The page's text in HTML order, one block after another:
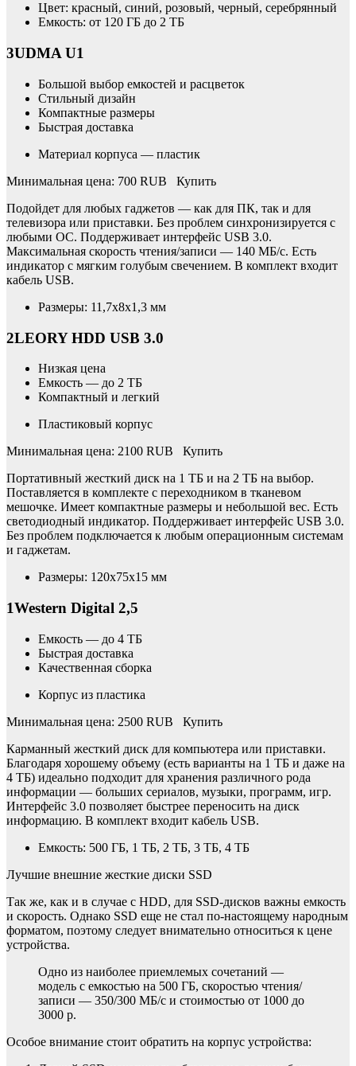
Цвет: красный, синий, розовый, черный, серебрянный
Емкость: от 120 ГБ до 2 ТБ
3UDMA U1
Большой выбор емкостей и расцветок
Стильный дизайн
Компактные размеры
Быстрая доставка
Материал корпуса — пластик
Минимальная цена: 700 RUB Купить
Подойдет для любых гаджетов — как для ПК, так и для
телевизора или приставки. Без проблем синхронизируется с
любыми ОС. Поддерживает интерфейс USB 3.0.
Максимальная скорость чтения/записи — 140 МБ/с. Есть
индикатор с мягким голубым свечением. В комплект входит
кабель USB.
Размеры: 11,7x8x1,3 мм
2LEORY HDD USB 3.0
Низкая цена
Емкость — до 2 ТБ
Компактный и легкий
Пластиковый корпус
Минимальная цена: 2100 RUB Купить
Портативный жесткий диск на 1 ТБ и на 2 ТБ на выбор.
Поставляется в комплекте с переходником в тканевом
мешочке. Имеет компактные размеры и небольшой вес. Есть
светодиодный индикатор. Поддерживает интерфейс USB 3.0.
Без проблем подключается к любым операционным системам
и гаджетам.
Размеры: 120x75x15 мм
1Western Digital 2,5
Емкость — до 4 ТБ
Быстрая доставка
Качественная сборка
Корпус из пластика
Минимальная цена: 2500 RUB Купить
Карманный жесткий диск для компьютера или приставки.
Благодаря хорошему объему (есть варианты на 1 ТБ и даже на
4 ТБ) идеально подходит для хранения различного рода
информации — больших сериалов, музыки, программ, игр.
Интерфейс 3.0 позволяет быстрее переносить на диск
информацию. В комплект входит кабель USB.
Емкость: 500 ГБ, 1 ТБ, 2 ТБ, 3 ТБ, 4 ТБ
Лучшие внешние жесткие диски SSD
Так же, как и в случае с HDD, для SSD-дисков важны емкость
и скорость. Однако SSD еще не стал по-настоящему народным
форматом, поэтому следует внимательно относиться к цене
устройства.
Одно из наиболее приемлемых сочетаний —
модель с емкостью на 500 ГБ, скоростью чтения/
записи — 350/300 МБ/с и стоимостью от 1000 до
3000 р.
Особое внимание стоит обратить на корпус устройства: